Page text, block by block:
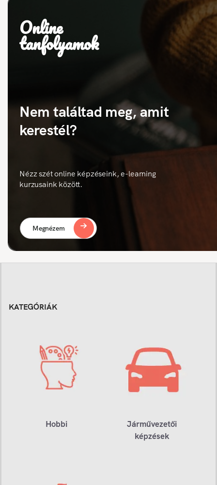
Online
tanfolyamok
Nem találtad meg, amit
kerestél?
Nézz szét online képzéseink, e-learning
kurzusaink között.
Megnézem
KATEGÓRIÁK
Hobbi
Járművezetői
képzések